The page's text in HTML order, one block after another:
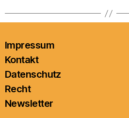
Impressum
Kontakt
Datenschutz
Recht
Newsletter